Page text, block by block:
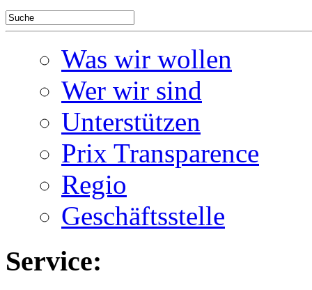
Was wir wollen
Wer wir sind
Unterstützen
Prix Transparence
Regio
Geschäftsstelle
Service: